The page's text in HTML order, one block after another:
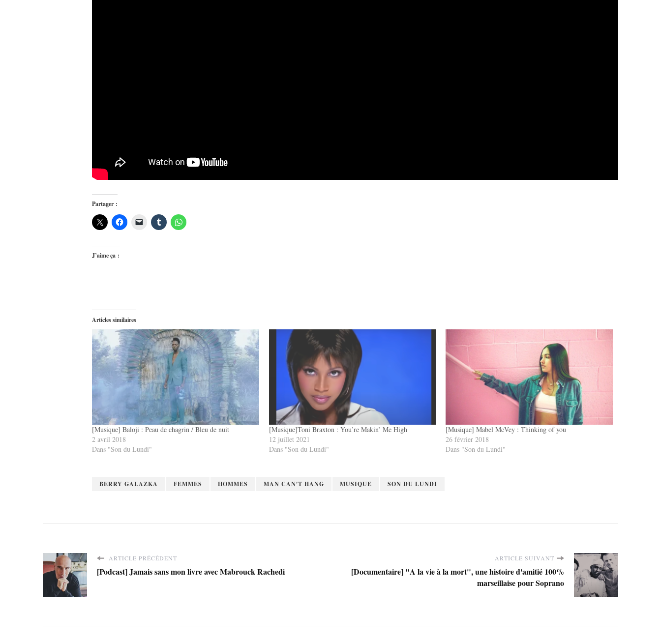
Partager :
J’aime ça :
Articles similaires
[Musique] Baloji : Peau de chagrin / Bleu de nuit
2 avril 2018
Dans "Son du Lundi"
[Musique]Toni Braxton : You’re Makin’ Me High
12 juillet 2021
Dans "Son du Lundi"
[Musique] Mabel McVey : Thinking of you
26 février 2018
Dans "Son du Lundi"
BERRY GALAZKA FEMMES HOMMES MAN CAN'T HANG MUSIQUE SON DU LUNDI
ARTICLE PRÉCÉDENT
[Podcast] Jamais sans mon livre avec Mabrouck Rachedi
ARTICLE SUIVANT
[Documentaire] "A la vie à la mort", une histoire d'amitié 100%
marseillaise pour Soprano